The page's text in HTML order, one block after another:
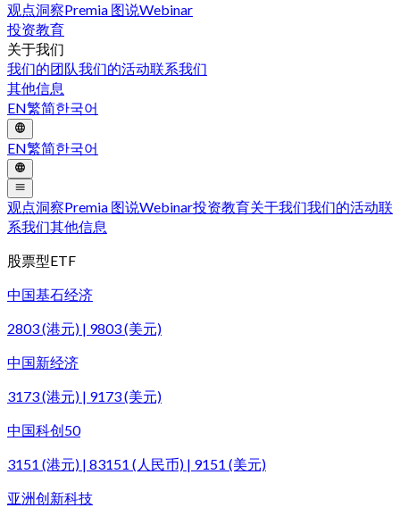
观点洞察Premia 图说Webinar
投资教育
关于我们
我们的团队我们的活动联系我们
其他信息
EN繁简한국어
EN繁简한국어
观点洞察Premia 图说Webinar投资教育关于我们我们的活动联
系我们其他信息
股票型ETF
中国基石经济
2803 (港元) | 9803 (美元)
中国新经济
3173 (港元) | 9173 (美元)
中国科创50
3151 (港元) | 83151 (人民币) | 9151 (美元)
亚洲创新科技